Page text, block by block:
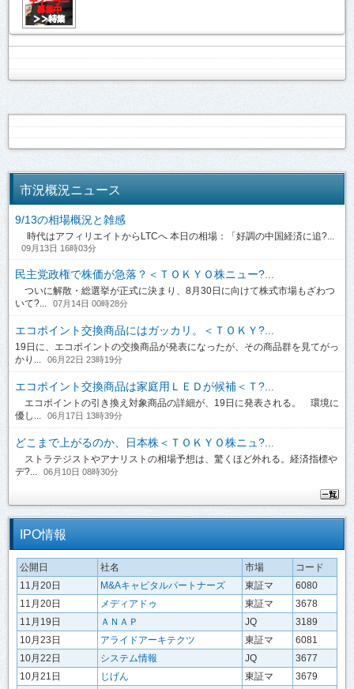
市況概況ニュース
9/13の相場概況と雑感
時代はアフィリエイトからLTCへ 本日の相場：「好調の中国経済に追?...
09月13日 16時03分
民主党政権で株価が急落？＜ＴＯＫＹＯ株ニュー?...
ついに解散・総選挙が正式に決まり、8月30日に向けて株式市場もざわつ
いて?...
07月14日 00時28分
エコポイント交換商品にはガッカリ。＜ＴＯＫＹ?...
19日に、エコポイントの交換商品が発表になったが、その商品群を見てがっ
かり...
06月22日 23時19分
エコポイント交換商品は家庭用ＬＥＤが候補＜Ｔ?...
エコポイントの引き換え対象商品の詳細が、19日に発表される。 環境に
優し...
06月17日 13時39分
どこまで上がるのか、日本株＜ＴＯＫＹＯ株ニュ?...
ストラテジストやアナリストの相場予想は、驚くほど外れる。経済指標や
デ?...
06月10日 08時30分
IPO情報
公開日 社名 市場
コード
11月20日
M&Aキャピタルパートナーズ 東証マ
6080
11月20日
メディアドゥ 東証マ
3678
11月19日
ＡＮＡＰ JQ
3189
10月23日
アライドアーキテクツ 東証マ
6081
10月22日
システム情報 JQ
3677
10月21日
じげん 東証マ 3679